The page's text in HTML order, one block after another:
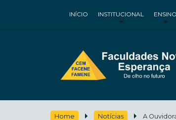
INÍCIO INSTITUCIONAL ENSINO
Home Notícias A